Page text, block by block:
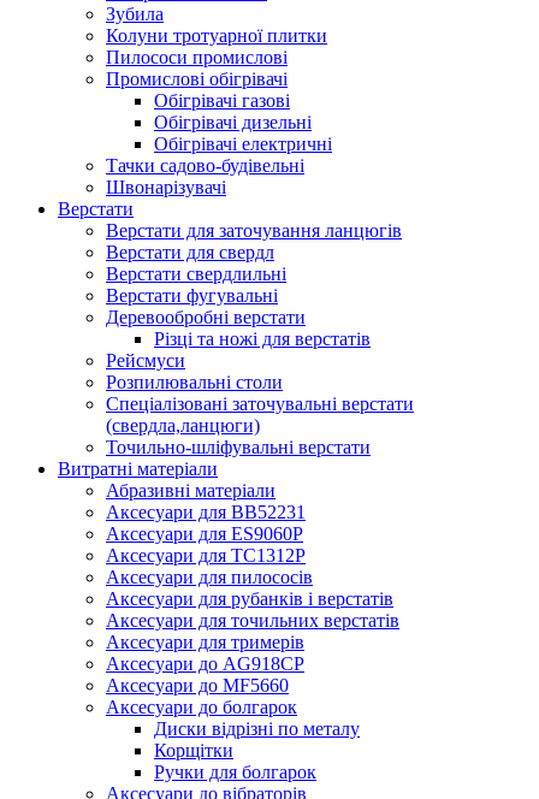
Зубила
Колуни тротуарної плитки
Пилососи промислові
Промислові обігрівачі
Обігрівачі газові
Обігрівачі дизельні
Обігрівачі електричні
Тачки садово-будівельні
Швонарізувачі
Верстати
Верстати для заточування ланцюгів
Верстати для свердл
Верстати свердлильні
Верстати фугувальні
Деревообробні верстати
Різці та ножі для верстатів
Рейсмуси
Розпилювальні столи
Спеціалізовані заточувальні верстати
(свердла,ланцюги)
Точильно-шліфувальні верстати
Витратні матеріали
Абразивні матеріали
Аксесуари для BB52231
Аксесуари для ES9060P
Аксесуари для TC1312P
Аксесуари для пилососів
Аксесуари для рубанків і верстатів
Аксесуари для точильних верстатів
Аксесуари для тримерів
Аксесуари до AG918CP
Аксесуари до MF5660
Аксесуари до болгарок
Диски відрізні по металу
Корщітки
Ручки для болгарок
Аксесуари до вібраторів